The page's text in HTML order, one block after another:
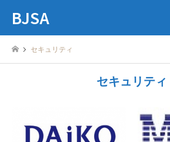
BJSA
セキュリティ
セキュリティ